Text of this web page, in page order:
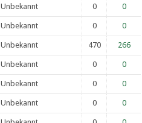
Unbekannt 0 0
Unbekannt 0 0
Unbekannt 470 266
Unbekannt 0 0
Unbekannt 0 0
Unbekannt 0 0